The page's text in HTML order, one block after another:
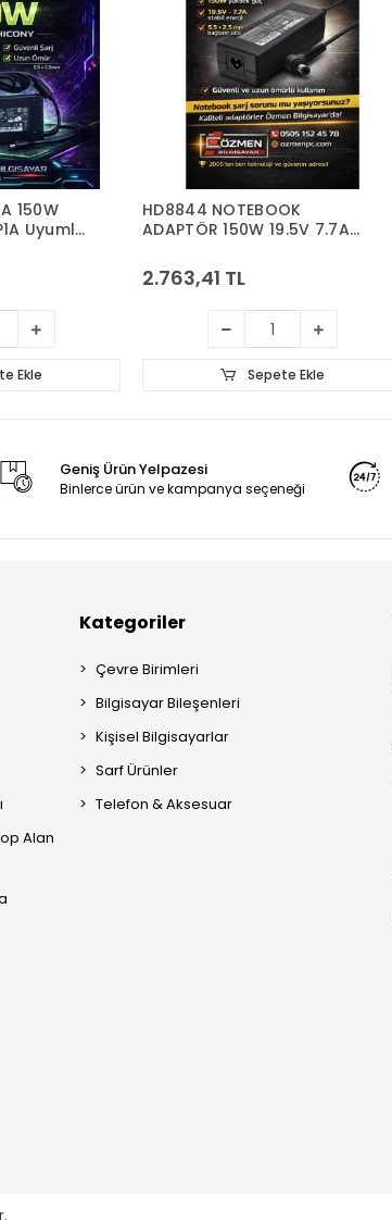
150W
Uyumlu
Ekle
HD8844 NOTEBOOK
ADAPTÖR 150W 19.5V 7.7A
MONSTER
2.763,41 TL
Sepete Ekle
Geniş Ürün Yelpazesi
Binlerce ürün ve kampanya seçeneği
Alan
Kategoriler
Çevre Birimleri
Bilgisayar Bileşenleri
Kişisel Bilgisayarlar
Sarf Ürünler
Telefon & Aksesuar